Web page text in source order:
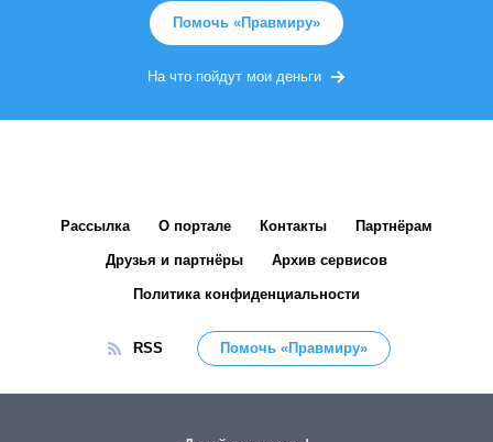
Помочь «Правмиру»
На что пойдут мои деньги
Рассылка О портале Контакты Партнёрам
Друзья и партнёры Архив сервисов
Политика конфиденциальности
RSS Помочь «Правмиру»